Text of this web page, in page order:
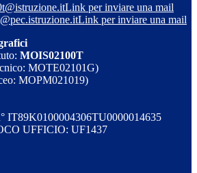
Link per inviare una mail
Link per inviare una mail
MOIS02100T
MOTE02101G)
MOPM021019)
IT89K0100004306TU0000014635
UFFICIO: UF1437